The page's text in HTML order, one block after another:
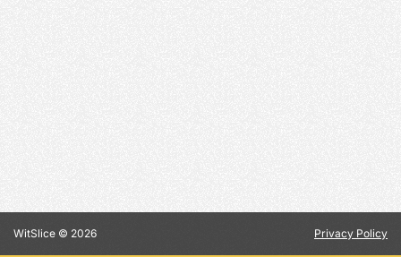
WitSlice © 2026 Privacy Policy